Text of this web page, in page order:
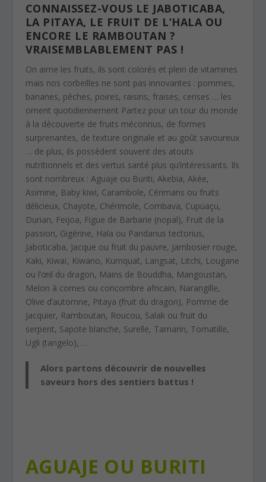
CONNAISSEZ-VOUS LE JABOTICABA,
LA PITAYA, LE FRUIT DE L’HALA OU
ENCORE LE RAMBOUTAN ?
VRAISEMBLABLEMENT PAS !
On aime les fruits, ils sont colorés et plein de vitamines
mais nos corbeilles ne sont pas innovantes : pommes,
bananes, pêches, poires, raisins, fraises, cerises … les
ornent quotidiennement Partez pour un tour du monde
à la découverte de fruits méconnus, de formes
surprenantes, de texture originale et au goût savoureux
… de plus, ils possèdent souvent des atouts
nutritionnels et des vertus santé plus qu’intéressants. Ils
sont nombreux : Aguaje ou Buriti, Akebia, Akée,
Asimine, Baby kiwi, Carambole, Cérimans ou fruits
délicieux, Chayote, Chérimole, Combava, Cupuaçu,
Durian, Feijoa, Figue de Barbarie (nopal), Fruit de la
passion, Gigérine, Hala ou Pandanus tectorius,
Jaboticaba, Jacque ou fruit du pauvre, Jambosier rouge,
Kaki, Kiwaï, Kiwano, Kumquat, Langsat, Litchi, Lougane
ou l’œil du dragon, Mains de Bouddha, Mangoustan,
Melon à cornes ou concombre africain, Narangille,
Olive d’automne, Pitaya (fruit du dragon), Pomme de
Jacquier, Ramboutan, Roucou, Salak ou fruit du
serpent, Sapote blanche, Surelle, Tamarin, Tomatille,
Ugli (tangelo), …
Alors partons découvrir de nouvelles
saveurs hors des sentiers battus !
AGUAJE OU BURITI